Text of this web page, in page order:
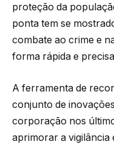
proteção da
ponta tem se
combate ao crime e
forma rápida e
A ferramenta de
conjunto de
corporação nos
aprimorar a vigilância